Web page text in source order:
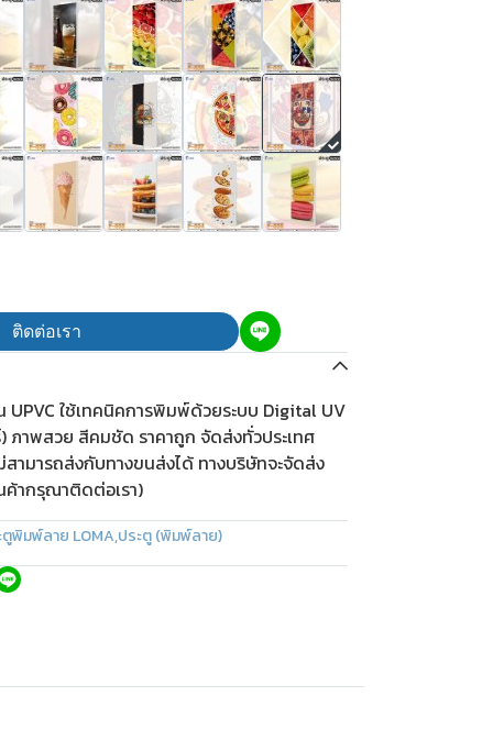
ติดต่อเรา
UPVC ใช้เทคนิคการพิมพ์ด้วยระบบ Digital UV
ภาพสวย สีคมชัด ราคาถูก จัดส่งทั่วประเทศ
ามารถส่งกับทางขนส่งได้ ทางบริษัทจะจัดส่ง
ค้ากรุณาติดต่อเรา)
ตูพิมพ์ลาย LOMA,ประตู (พิมพ์ลาย)